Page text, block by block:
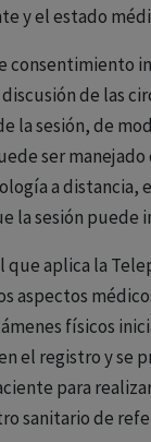
y el estado
consentimiento
de las
la sesión, de
ser manejado
a distancia,
la sesión puede
que aplica la
aspectos
físicos
el registro y se
para
sanitario de